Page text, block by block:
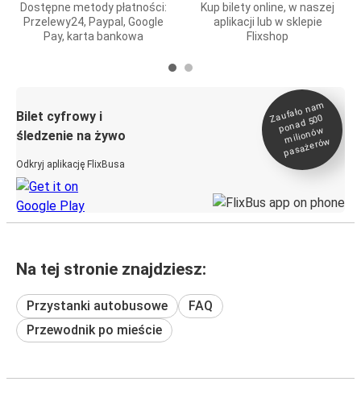
Dostępne metody płatności:
Przelewy24, Paypal, Google
Pay, karta bankowa
Kup bilety online, w naszej
aplikacji lub w sklepie
Flixshop
Bilet cyfrowy i
śledzenie na żywo
Odkryj aplikację FlixBusa
Zaufało na
m
ponad 500
milionó
w
pasażeró
w
Na tej stronie znajdziesz:
Przystanki autobusowe
FAQ
Przewodnik po mieście